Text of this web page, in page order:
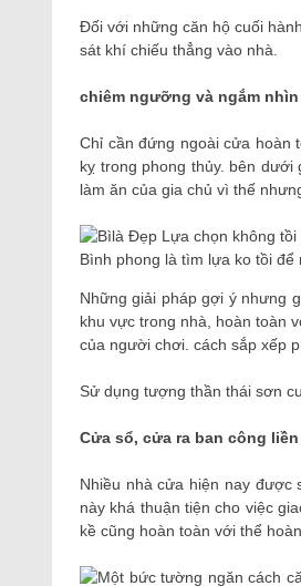
Đối với những căn hộ cuối
sát khí chiếu thẳng vào nhà.
chiêm ngưỡng và ngắm
Chỉ cần đứng ngoài cửa hoàn
kỵ trong phong thủy. bên
làm ăn của gia chủ vì thế
Bình phong là tìm lựa ko tồi
Những giải pháp gợi ý nhưng
khu vực trong nhà, hoàn toàn
của người chơi. cách sắp xếp
Sử dụng tượng thần thái sơn
Cửa sổ, cửa ra ban công
Nhiều nhà cửa hiện nay được
này khá thuận tiện cho việc
kề cũng hoàn toàn với thể